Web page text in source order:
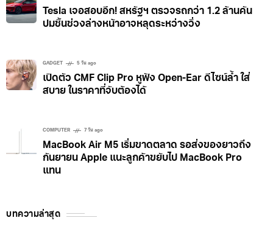
Tesla เจอสอบอีก! สหรัฐฯ ตรวจรถกว่า 1.2 ล้านคัน
ปมชิ้นช่วงล่างหน้าอาจหลุดระหว่างวิ่ง
GADGET 5 วัน ago
เปิดตัว CMF Clip Pro หูฟัง Open-Ear ดีไซน์ล้ำ ใส่
สบาย ในราคาที่จับต้องได้
COMPUTER 7 วัน ago
MacBook Air M5 เริ่มขาดตลาด รอส่งของยาวถึง
กันยายน Apple แนะลูกค้าขยับไป MacBook Pro
แทน
บทความล่าสุด